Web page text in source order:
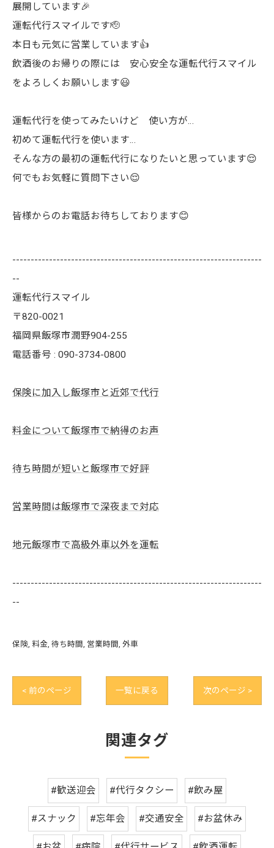
展開しています🎉
運転代行スマイルです🫡
本日も元気に営業しています👍
飲酒後のお帰りの際には 安心安全な運転代行スマイル
をよろしくお願いします😃
運転代行を使ってみたいけど 使い方が…
初めて運転代行を使います…
そんな方の最初の運転代行になりたいと思っています😌
何でもお気軽に質問下さい😌
皆様からのお電話お待ちしております😊
--------------------------------------------------------------------
--
運転代行スマイル
〒820-0021
福岡県飯塚市潤野904-255
電話番号 : 090-3734-0800
保険に加入し飯塚市と近郊で代行
料金について飯塚市で納得のお声
待ち時間が短いと飯塚市で好評
営業時間は飯塚市で深夜まで対応
地元飯塚市で高級外車以外を運転
--------------------------------------------------------------------
--
保険 料金 待ち時間 営業時間 外車
< 前のページ 一覧に戻る 次のページ >
関連タグ
#歓送迎会 #代行タクシー #飲み屋
#スナック #忘年会 #交通安全 #お盆休み